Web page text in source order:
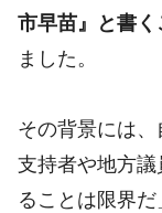
市早苗』と書
ました。
その背景には
支持者や地方
ることは限界